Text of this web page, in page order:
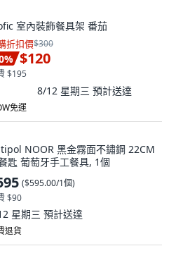
室內裝飾餐具架 番茄
折扣價$300
% $120
$195
8/12 星期三 預計送達
免運
NOOR 黑金霧面不鏽鋼 22CM
匙 葡萄牙手工餐具, 1個
($595.00/1個)
$90
星期三 預計送達
退貨